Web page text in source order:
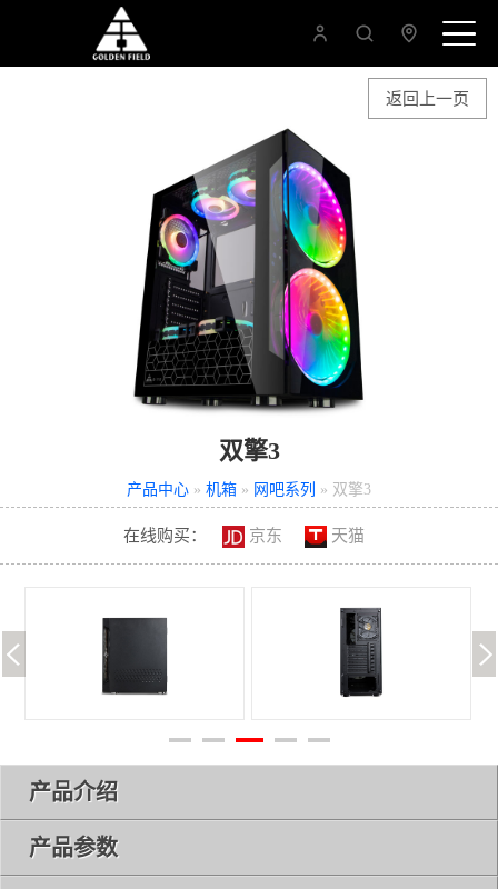
返回上一页
双擎3
产品中心 » 机箱 » 网吧系列 » 双擎3
在线购买： 京东 天猫
产品介绍
产品参数